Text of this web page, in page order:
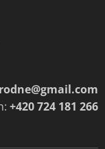
+420 724 181 266